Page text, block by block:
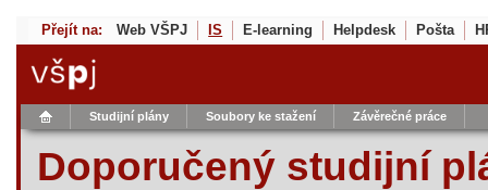
Přejít na: Web VŠPJ IS E-learning Helpdesk Pošta
Studijní plány Soubory ke stažení Závěrečné práce
Doporučený studijní